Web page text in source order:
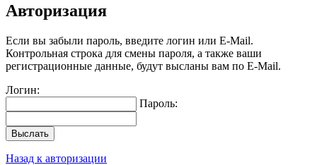
Авторизация
Если вы забыли пароль, введите логин или E-Mail.
Контрольная строка для смены пароля, а также ваши
регистрационные данные, будут высланы вам по E-Mail.
Логин:
Пароль:
Выслать
Назад к авторизации